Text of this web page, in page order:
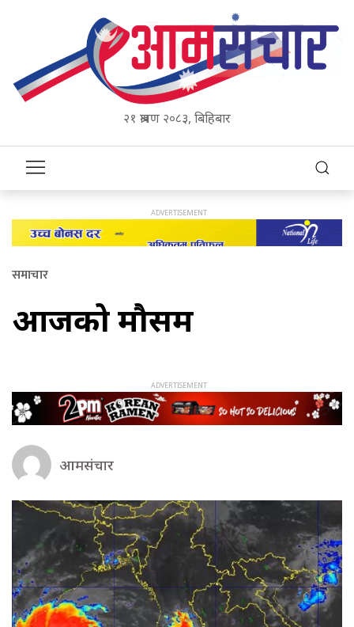
२१ श्रावण २०८३, बिहिबार
समाचार
आजको मौसम
आमसंचार